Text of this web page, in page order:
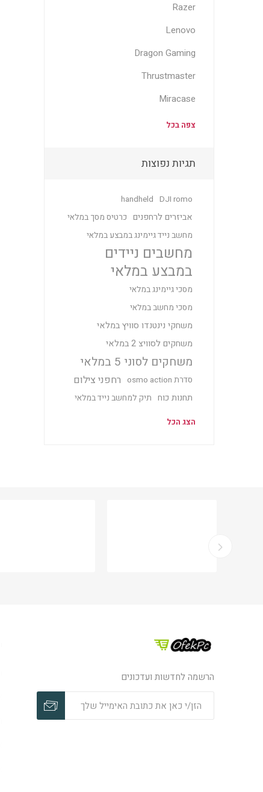
Razer
Lenovo
Dragon Gaming
Thrustmaster
Miracase
צפה בכל
תגיות נפוצות
DJI romo
handheld
אביזרים לרחפנים כרטיס מסך במלאי
מחשב נייד גיימינג במבצע במלאי
מחשבים ניידים
במבצע במלאי
מסכי גיימינג במלאי
מסכי מחשב במלאי
משחקי נינטנדו סוויץ במלאי
משחקים לסוויצ 2 במלאי
משחקים לסוני 5 במלאי
סדרת osmo action רחפני צילום
תחנות כוח תיק למחשב נייד במלאי
הצג הכל
הרשמה לחדשות ועדכונים